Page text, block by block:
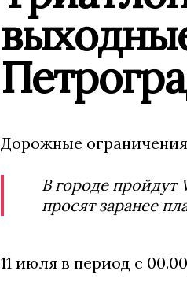
Дорожные
В городе пройдут
просят заранее
11 июля в период с